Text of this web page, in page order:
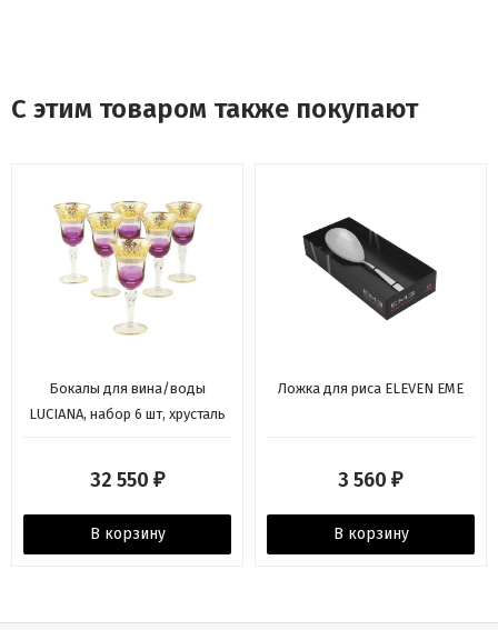
С этим товаром также покупают
Бокалы для вина/воды
LUCIANA, набор 6 шт, хрусталь
32 550 ₽
В корзину
Ложка для риса ELEVEN EME
3 560 ₽
В корзину